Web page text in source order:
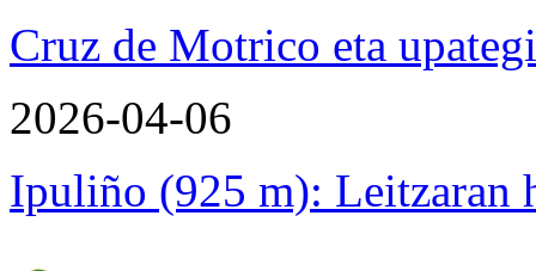
Cruz de Motrico eta
2026-04-06
Ipuliño (925 m): Leitzaran